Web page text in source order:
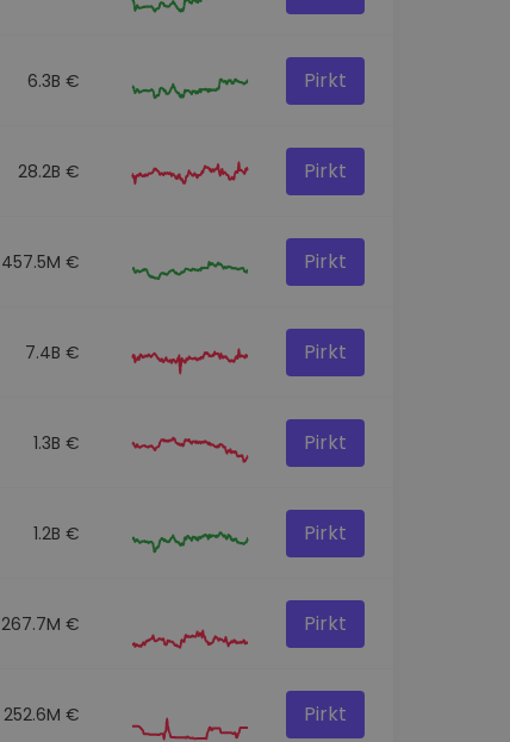
6.3B € Pirkt
28.2B € Pirkt
457.5M € Pirkt
7.4B € Pirkt
1.3B € Pirkt
1.2B € Pirkt
267.7M € Pirkt
252.6M € Pirkt